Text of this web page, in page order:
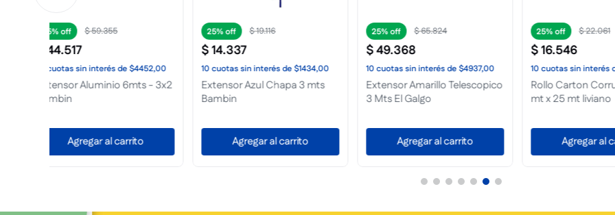
25% $65
$49
10cuotassin interésde$4937,00
Extensor Amarillo Telescopico
3 Mts El Galgo
Agregar al carrito
25% $
$16
10cuotassin interésde$1655,00
Rollo Carton Corrugado 0.90
mt x 25 mt liviano
Agregar al carrito
25% $3710
$2782
10cuotassin interésde$279,00
Cobertor Plastico 3 mt x 3
mts Unid
Agregar al carrito
25% $
$11.
10cuotassin
Extensor
Bambin